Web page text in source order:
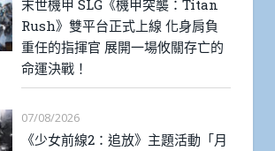
末世機甲 SLG《機甲突襲：Titan
Rush》雙平台正式上線 化身肩負
重任的指揮官 展開一場攸關存亡的
命運決戰！
07/08/2026
《少女前線2：追放》主題活動「月